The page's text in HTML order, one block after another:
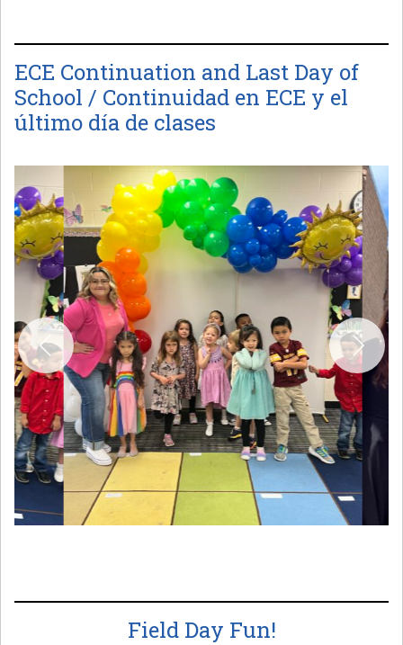
ECE Continuation and Last Day of
School / Continuidad en ECE y el
último día de clases
Field Day Fun!